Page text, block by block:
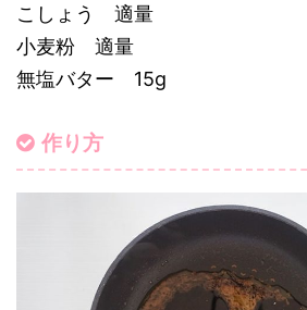
こしょう 適量
小麦粉 適量
無塩バター 15g
作り方